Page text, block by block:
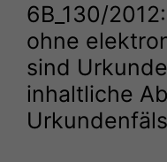
6B_130/
ohne
sind
inhaltliche